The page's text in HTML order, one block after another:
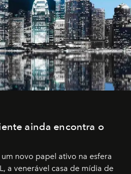
ainda encontra o
novo papel ativo na esfera
a venerável casa de mídia de